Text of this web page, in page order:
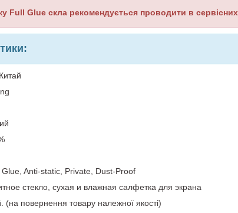
Full Glue скла рекомендується проводити в
Glue, Anti-static, Private, Dust-Proof
стекло, сухая и влажная салфетка для экрана
(на повернення товару належної якості)